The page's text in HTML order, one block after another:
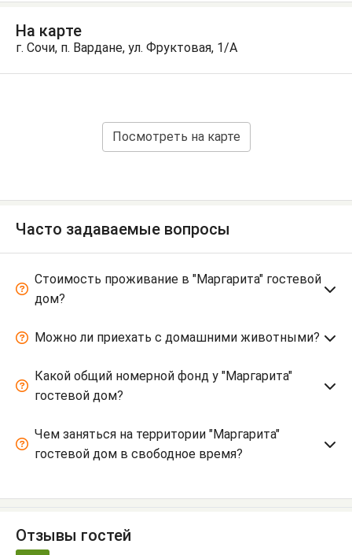
На карте
г. Сочи, п. Вардане, ул. Фруктовая, 1/А
Посмотреть на карте
Часто задаваемые вопросы
Стоимость проживание в "Маргарита" гостевой
дом?
Можно ли приехать с домашними животными?
Какой общий номерной фонд у "Маргарита"
гостевой дом?
Чем заняться на территории "Маргарита"
гостевой дом в свободное время?
Отзывы гостей